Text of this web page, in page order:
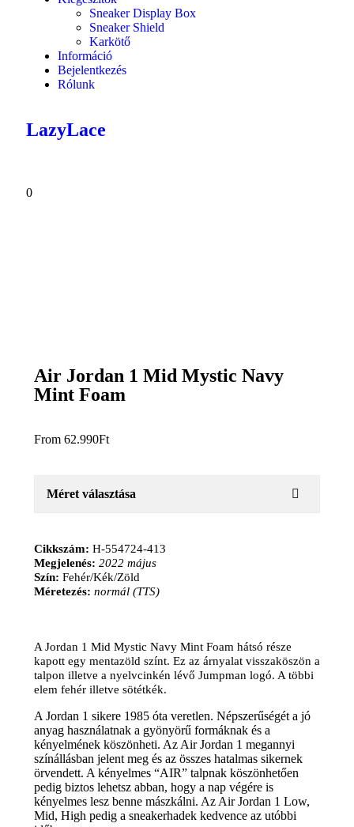
Sneaker Display Box
Sneaker Shield
Karkötő
Információ
Bejelentkezés
Rólunk
LazyLace
0
Air Jordan 1 Mid Mystic Navy
Mint Foam
From 62.990Ft
Méret választása
Cikkszám: H-554724-413
Megjelenés: 2022 május
Szín: Fehér/Kék/Zöld
Méretezés: normál (TTS)
A Jordan 1 Mid Mystic Navy Mint Foam hátsó része
kapott egy mentazöld színt. Ez az árnyalat visszaköszön a
talpon illetve a nyelvcinkén lévő Jumpman logó. A többi
elem fehér illetve sötétkék.
A Jordan 1 sikere 1985 óta veretlen. Népszerűségét a jó
anyag használatnak a gyönyörű formáknak és a
kényelmének köszönheti. Az Air Jordan 1 megannyi
színállásban jelent meg és az összes hatalmas sikernek
örvendett. A kényelmes “AIR” talpnak köszönhetően
pedig biztos lehetsz abban, hogy a nap végére is
kényelmes lesz benne mászkálni. Az Air Jordan 1 Low,
Mid, High pedig a sneakerhadek kedvence az utóbbi